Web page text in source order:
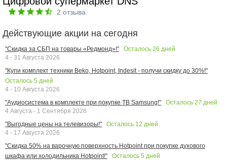
2 отзыва
Действующие акции на сегодня
"Скидка за СБП на товары «Редмонд»!" Осталось 26 дней
4 - 31 Августа 2026
"Купи комплект техники Beko, Hotpoint, Indesit - получи скидку до 30%!"
Осталось 5 дней
4 - 10 Августа 2026
"Аудиосистема в комплекте при покупке ТВ Samsung!"
Осталось 27 дней
4 Августа - 1 Сентября 2026
"Выгодные цены на телевизоры!"
Осталось 12 дней
4 - 17 Августа 2026
"Скидка 50% на варочную поверхность Hotpoint при покупке духового
шкафа или холодильника Hotpoint!"
Осталось 5 дней